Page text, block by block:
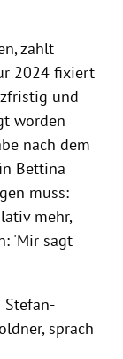
zählt
2024 fixiert
und
worden
nach dem
Bettina
muss:
mehr,
'Mir sagt
Stefan-
sprach